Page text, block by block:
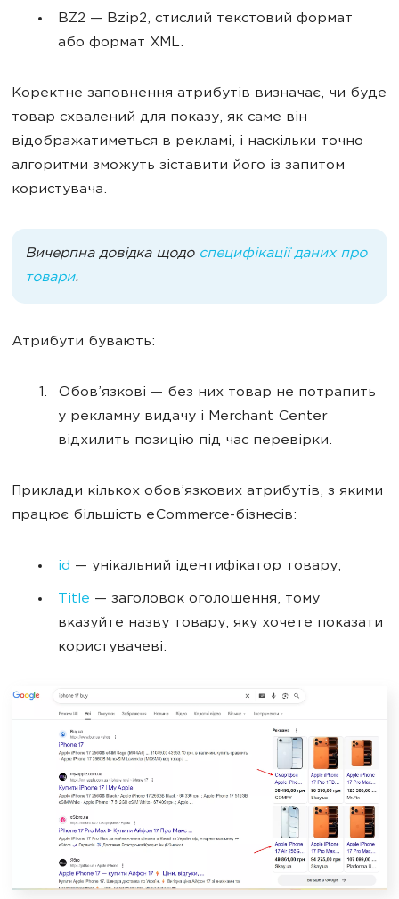
BZ2 — Bzip2, стислий текстовий формат
або формат XML.
Коректне заповнення атрибутів визначає, чи буде
товар схвалений для показу, як саме він
відображатиметься в рекламі, і наскільки точно
алгоритми зможуть зіставити його із запитом
користувача.
Вичерпна довідка щодо специфікації даних про
товари.
Атрибути бувають:
Обов’язкові — без них товар не потрапить
у рекламну видачу і Merchant Center
відхилить позицію під час перевірки.
Приклади кількох обов’язкових атрибутів, з якими
працює більшість eCommerce-бізнесів:
id — унікальний ідентифікатор товару;
Title — заголовок оголошення, тому
вказуйте назву товару, яку хочете показати
користувачеві: